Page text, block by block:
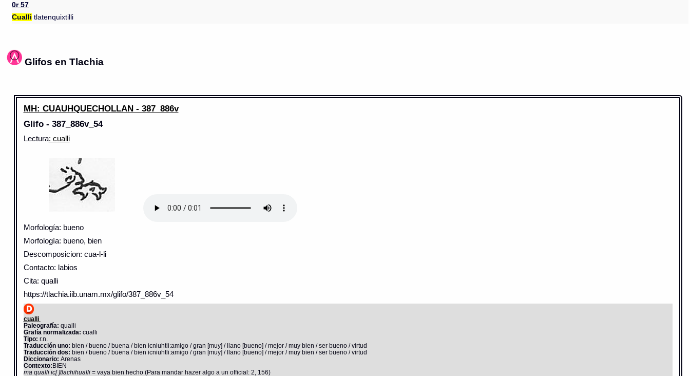
0r 57
Cualli tlatenquixtilli
Glifos en Tlachia
MH: CUAUHQUECHOLLAN - 387_886v
Glifo - 387_886v_54
Lectura: cualli
Morfología: bueno
Morfología: bueno, bien
Descomposicion: cua-l-li
Contacto: labios
Cita: qualli
https://tlachia.iib.unam.mx/glifo/387_886v_54
cualli
Paleografía: qualli
Grafía normalizada: cualli
Tipo: r.n.
Traducción uno: bien / bueno / buena / bien icniuhtli:amigo / gran [muy] / llano [bueno] / mejor / muy bien / ser bueno / virtud
Traducción dos: bien / bueno / buena / bien icniuhtli:amigo / gran [muy] / llano [bueno] / mejor / muy bien / ser bueno / virtud
Diccionario: Arenas
Contexto:BIEN
ma qualli ic[ ]tlachihualli = vaya bien hecho (Para mandar hazer algo a un official: 2, 156)